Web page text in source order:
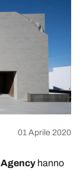
01 Aprile 2020
Agency hanno